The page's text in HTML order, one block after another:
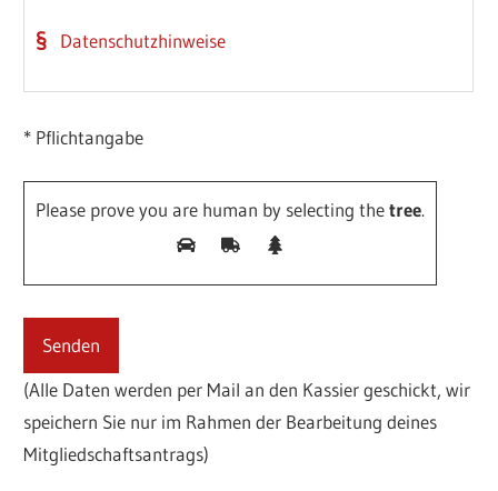
Datenschutzhinweise
* Pflichtangabe
Please prove you are human by selecting thetree.
(Alle Daten werden per Mail an den Kassier geschickt, wir
speichern Sie nur im Rahmen der Bearbeitung deines
Mitgliedschaftsantrags)